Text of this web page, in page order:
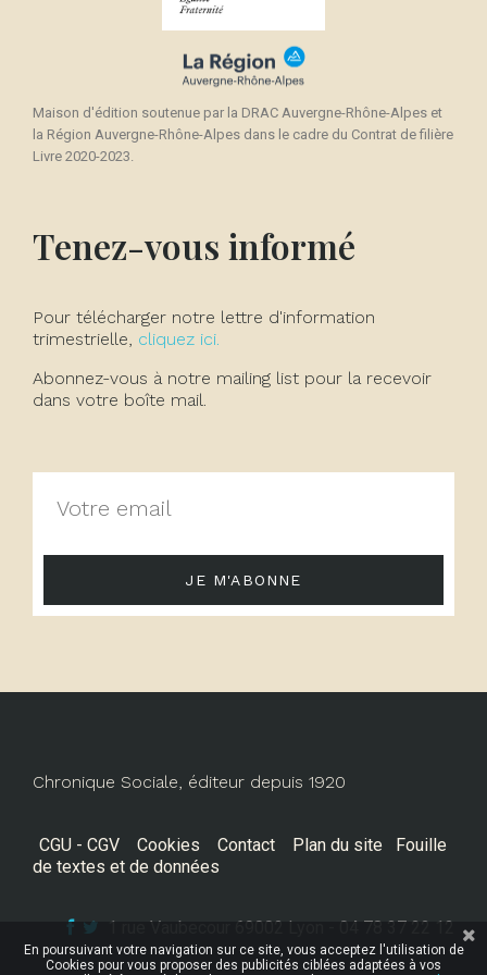
Maison d'édition soutenue par la DRAC Auvergne-Rhône-Alpes et
la Région Auvergne-Rhône-Alpes dans le cadre du Contrat de filière
Livre 2020-2023.
Tenez-vous informé
Pour télécharger notre lettre d'information
trimestrielle, cliquez ici.
Abonnez-vous à notre mailing list pour la recevoir
dans votre boîte mail.
JE M'ABONNE
Chronique Sociale, éditeur depuis 1920
CGU - CGV Cookies Contact Plan du site
Fouille
de textes et de données
1 rue Vaubecour 69002 Lyon - 04 78 37 22 12
En poursuivant votre navigation sur ce site, vous acceptez l'utilisation de
Cookies pour vous proposer des publicités ciblées adaptées à vos